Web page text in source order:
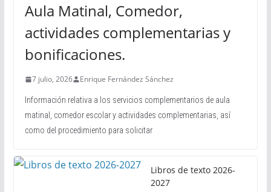
Aula Matinal, Comedor,
actividades complementarias y
bonificaciones.
7 julio, 2026 Enrique Fernández Sánchez
Información relativa a los servicios complementarios de aula
matinal, comedor escolar y actividades complementarias, así
como del procedimiento para solicitar
Libros de texto 2026-
2027